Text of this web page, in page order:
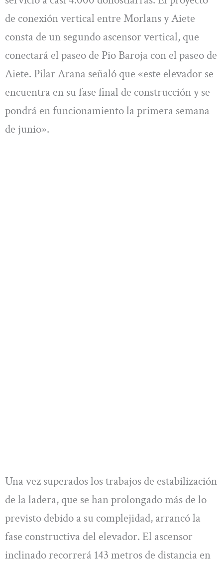
de conexión vertical entre Morlans y Aiete
consta de un segundo ascensor vertical, que
conectará el paseo de Pio Baroja con el paseo de
Aiete. Pilar Arana señaló que «este elevador se
encuentra en su fase final de construcción y se
pondrá en funcionamiento la primera semana
de junio».
Una vez superados los trabajos de estabilización
de la ladera, que se han prolongado más de lo
previsto debido a su complejidad, arrancó la
fase constructiva del elevador. El ascensor
inclinado recorrerá 143 metros de distancia en